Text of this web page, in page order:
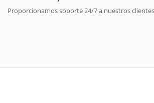
Proporcionamos soporte 24/7 a nuestros